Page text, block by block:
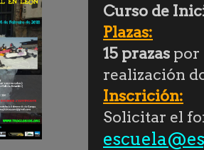
Curso de
Plazas:
15 prazas por
realización
Inscrición:
Solicitar el